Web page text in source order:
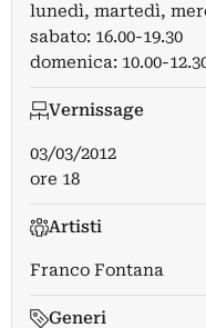
lunedì, martedì,
sabato: 16.00-19.30
domenica: 10.00-
Vernissage
03/03/2012
ore 18
Artisti
Franco Fontana
Generi